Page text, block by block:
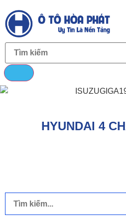
HYUNDAI 4